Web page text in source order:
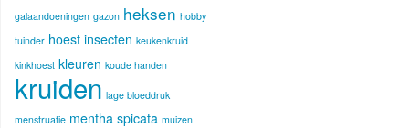
galaandoeningen gazon heksen hobby
tuinder hoest insecten keukenkruid
kinkhoest kleuren koude handen
kruiden lage bloeddruk
menstruatie mentha spicata muizen